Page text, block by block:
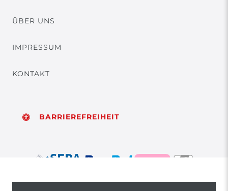
ÜBER UNS
IMPRESSUM
KONTAKT
BARRIEREFREIHEIT